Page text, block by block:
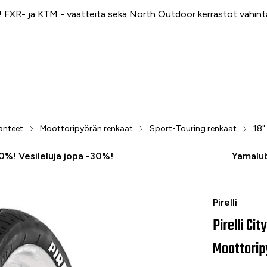
FXR- ja KTM - vaatteita sekä North Outdoor kerrastot
Moottoripyörän renkaat Sport-Touring renkaat
Vesileluja jopa -30%!
Pirelli
Pirelli City
Pirelli